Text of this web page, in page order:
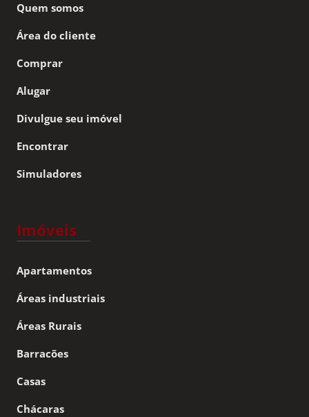
Quem somos
Área do cliente
Comprar
Alugar
Divulgue seu imóvel
Encontrar
Simuladores
Imóveis
Apartamentos
Áreas industriais
Áreas Rurais
Barracões
Casas
Chácaras